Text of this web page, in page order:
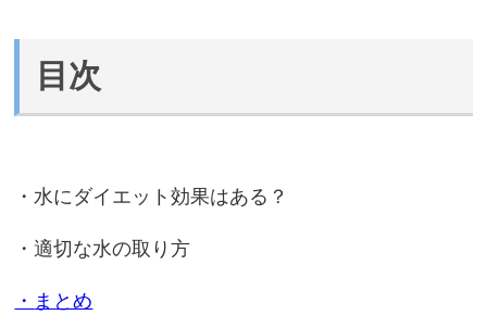
目次
・水にダイエット効果はある？
・適切な水の取り方
・ まとめ